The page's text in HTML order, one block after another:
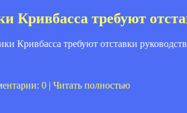
Кривбасса требуют
0 | Читать полностью